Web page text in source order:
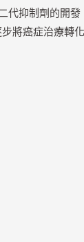
抑制劑的開發
將癌症治療轉